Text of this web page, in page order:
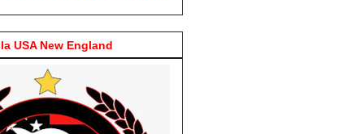
USA New England